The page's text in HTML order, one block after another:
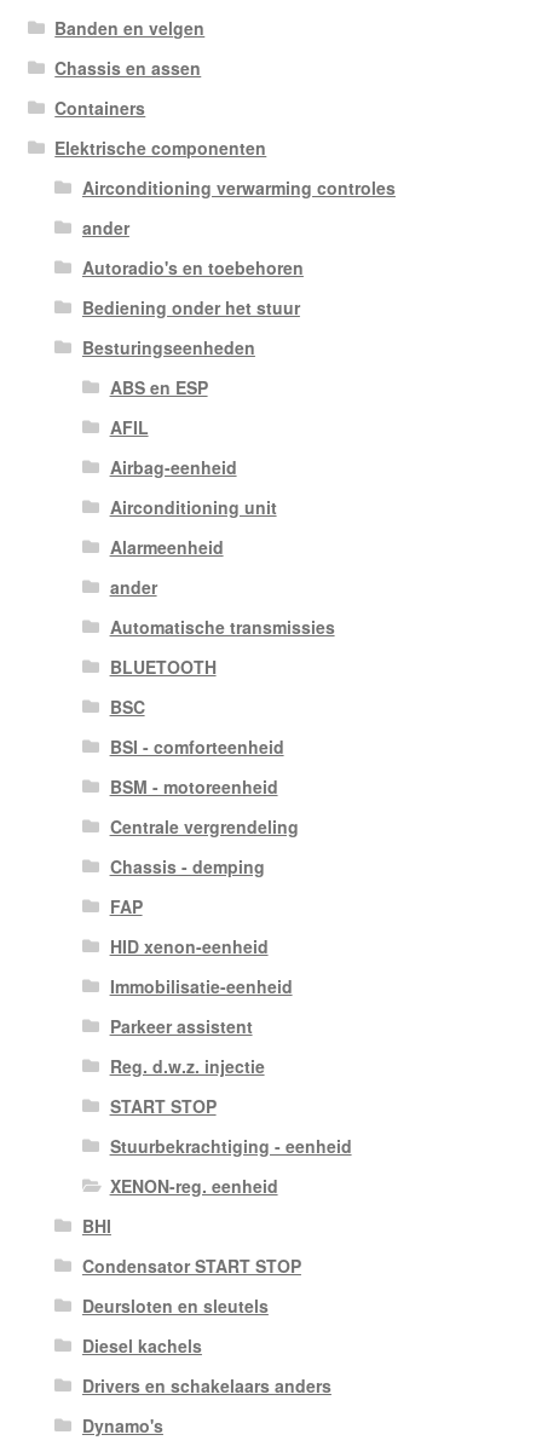
Banden en velgen
Chassis en assen
Containers
Elektrische componenten
Airconditioning verwarming controles
ander
Autoradio's en toebehoren
Bediening onder het stuur
Besturingseenheden
ABS en ESP
AFIL
Airbag-eenheid
Airconditioning unit
Alarmeenheid
ander
Automatische transmissies
BLUETOOTH
BSC
BSI - comforteenheid
BSM - motoreenheid
Centrale vergrendeling
Chassis - demping
FAP
HID xenon-eenheid
Immobilisatie-eenheid
Parkeer assistent
Reg. d.w.z. injectie
START STOP
Stuurbekrachtiging - eenheid
XENON-reg. eenheid
BHI
Condensator START STOP
Deursloten en sleutels
Diesel kachels
Drivers en schakelaars anders
Dynamo's